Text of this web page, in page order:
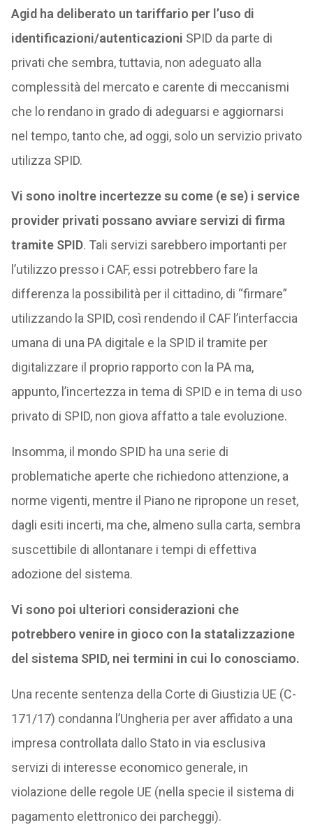
Agid ha deliberato un tariffario per l’uso di
identificazioni/autenticazioni SPID da parte di
privati che sembra, tuttavia, non adeguato alla
complessità del mercato e carente di meccanismi
che lo rendano in grado di adeguarsi e aggiornarsi
nel tempo, tanto che, ad oggi, solo un servizio privato
utilizza SPID.
Vi sono inoltre incertezze su come (e se) i service
provider privati possano avviare servizi di firma
tramite SPID. Tali servizi sarebbero importanti per
l’utilizzo presso i CAF, essi potrebbero fare la
differenza la possibilità per il cittadino, di “firmare”
utilizzando la SPID, così rendendo il CAF l’interfaccia
umana di una PA digitale e la SPID il tramite per
digitalizzare il proprio rapporto con la PA ma,
appunto, l’incertezza in tema di SPID e in tema di uso
privato di SPID, non giova affatto a tale evoluzione.
Insomma, il mondo SPID ha una serie di
problematiche aperte che richiedono attenzione, a
norme vigenti, mentre il Piano ne ripropone un reset,
dagli esiti incerti, ma che, almeno sulla carta, sembra
suscettibile di allontanare i tempi di effettiva
adozione del sistema.
Vi sono poi ulteriori considerazioni che
potrebbero venire in gioco con la statalizzazione
del sistema SPID, nei termini in cui lo conosciamo.
Una recente sentenza della Corte di Giustizia UE (C-
171/17) condanna l’Ungheria per aver affidato a una
impresa controllata dallo Stato in via esclusiva
servizi di interesse economico generale, in
violazione delle regole UE (nella specie il sistema di
pagamento elettronico dei parcheggi).